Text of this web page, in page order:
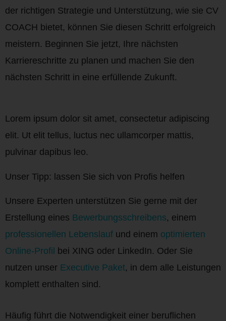
der richtigen Strategie und Unterstützung, wie sie CV
COACH bietet, können Sie diesen Schritt erfolgreich
meistern. Beginnen Sie jetzt, Ihre nächsten
Karriereschritte zu planen und machen Sie den
nächsten Schritt in eine erfüllende Zukunft.
Lorem ipsum dolor sit amet, consectetur adipiscing
elit. Ut elit tellus, luctus nec ullamcorper mattis,
pulvinar dapibus leo.
Unser Tipp: lassen Sie sich von Profis helfen
Unsere Experten unterstützen Sie gerne mit der
Erstellung eines Bewerbungsschreibens, einem
professionellen Lebenslauf und einem optimierten
Online-Profil bei XING oder LinkedIn. Oder Sie
nutzen unser Executive Paket, in dem alle Leistungen
komplett enthalten sind.
Häufig führt die Notwendigkeit einer beruflichen